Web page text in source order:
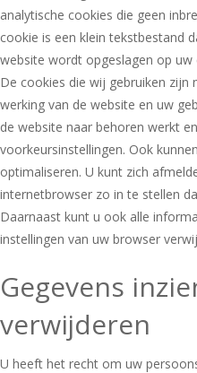
analytische cookies die geen
cookie is een klein tekstbestand
website wordt opgeslagen op
De cookies die wij gebruiken zijn
werking van de website en uw
de website naar behoren werkt
voorkeursinstellingen. Ook
optimaliseren. U kunt zich
internetbrowser zo in te stellen
Daarnaast kunt u ook alle
instellingen van uw browser
Gegevens
verwijderen
U heeft het recht om uw